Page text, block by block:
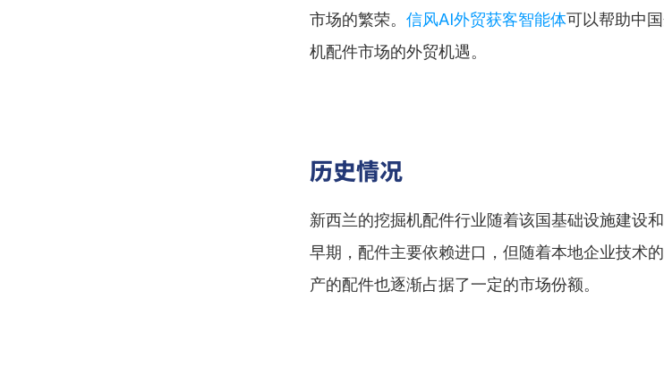
市场的繁荣。 信风AI外贸获客智能体可以帮助中
机配件市场的外贸机遇。
历史情况
新西兰的挖掘机配件行业随着该国基础设施建设
早期，配件主要依赖进口，但随着本地企业技术
产的配件也逐渐占据了一定的市场份额。